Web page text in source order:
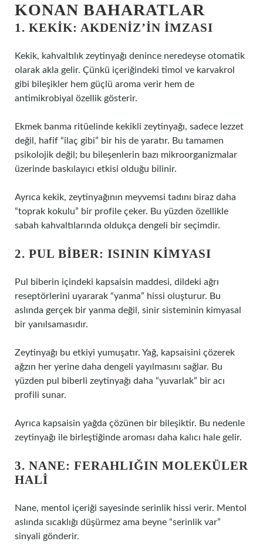
KONAN BAHARATLAR
1. KEKIK: AKDENIZ’IN İMZASI
Kekik, kahvaltılık zeytinyağı denince neredeyse otomatik
olarak akla gelir. Çünkü içeriğindeki timol ve karvakrol
gibi bileşikler hem güçlü aroma verir hem de
antimikrobiyal özellik gösterir.
Ekmek banma ritüelinde kekikli zeytinyağı, sadece lezzet
değil, hafif “ilaç gibi” bir his de yaratır. Bu tamamen
psikolojik değil; bu bileşenlerin bazı mikroorganizmalar
üzerinde baskılayıcı etkisi olduğu bilinir.
Ayrıca kekik, zeytinyağının meyvemsi tadını biraz daha
“toprak kokulu” bir profile çeker. Bu yüzden özellikle
sabah kahvaltılarında oldukça dengeli bir seçimdir.
2. PUL BIBER: ISININ KIMYASI
Pul biberin içindeki kapsaisin maddesi, dildeki ağrı
reseptörlerini uyararak “yanma” hissi oluşturur. Bu
aslında gerçek bir yanma değil, sinir sisteminin kimyasal
bir yanılsamasıdır.
Zeytinyağı bu etkiyi yumuşatır. Yağ, kapsaisini çözerek
ağzın her yerine daha dengeli yayılmasını sağlar. Bu
yüzden pul biberli zeytinyağı daha “yuvarlak” bir acı
profili sunar.
Ayrıca kapsaisin yağda çözünen bir bileşiktir. Bu nedenle
zeytinyağı ile birleştiğinde aroması daha kalıcı hale gelir.
3. NANE: FERAHLIĞIN MOLEKÜLER
HALI
Nane, mentol içeriği sayesinde serinlik hissi verir. Mentol
aslında sıcaklığı düşürmez ama beyne “serinlik var”
sinyali gönderir.